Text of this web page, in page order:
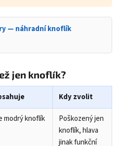
— náhradní knoflík
jen knoflík?
Kdy zvolit
modrý knoflík
Poškozený jen
knoflík, hlava
jinak funkční